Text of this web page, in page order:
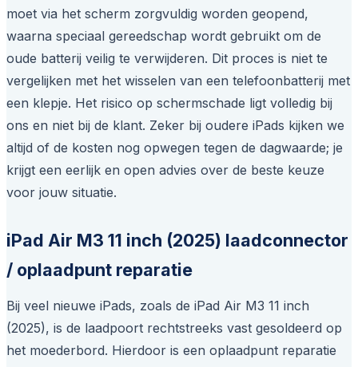
moet via het scherm zorgvuldig worden geopend,
waarna speciaal gereedschap wordt gebruikt om de
oude batterij veilig te verwijderen. Dit proces is niet te
vergelijken met het wisselen van een telefoonbatterij met
een klepje. Het risico op schermschade ligt volledig bij
ons en niet bij de klant. Zeker bij oudere iPads kijken we
altijd of de kosten nog opwegen tegen de dagwaarde; je
krijgt een eerlijk en open advies over de beste keuze
voor jouw situatie.
iPad Air M3 11 inch (2025) laadconnector
/ oplaadpunt reparatie
Bij veel nieuwe iPads, zoals de iPad Air M3 11 inch
(2025), is de laadpoort rechtstreeks vast gesoldeerd op
het moederbord. Hierdoor is een oplaadpunt reparatie